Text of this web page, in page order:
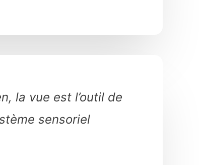
la vue est l’outil de
sensoriel